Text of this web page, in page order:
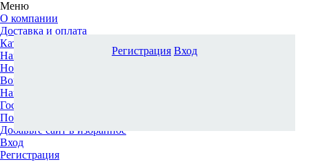
Меню
О компании
Доставка и оплата
Каталог
Наши офисы
Новости и новинки
Вопрос-ответ
Наша команда
Гос. заказчикам
Поставщикам
Добавьте сайт в избранное
Вход
Регистрация
Регистрация Вход